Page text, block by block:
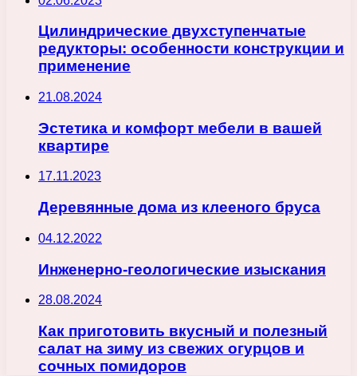
Цилиндрические двухступенчатые
редукторы: особенности конструкции и
применение
21.08.2024
Эстетика и комфорт мебели в вашей
квартире
17.11.2023
Деревянные дома из клееного бруса
04.12.2022
Инженерно-геологические изыскания
28.08.2024
Как приготовить вкусный и полезный
салат на зиму из свежих огурцов и
сочных помидоров